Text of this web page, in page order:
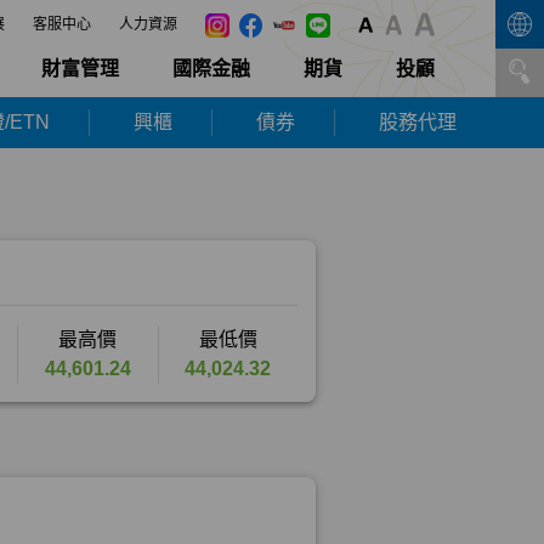
客服中心 人力資源
財富管理 國際金融 期貨 投顧
ETN 興櫃 債券 股務代理